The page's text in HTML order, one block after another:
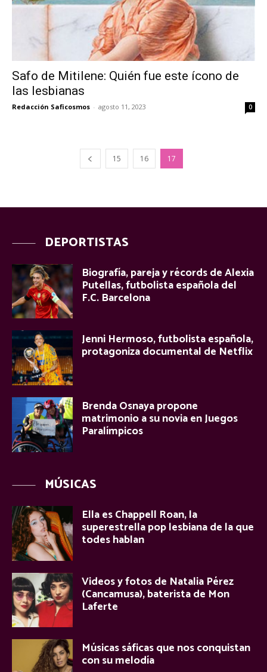
Safo de Mitilene: Quién fue este ícono de
las lesbianas
Redacción Saficosmos - agosto 11, 2023 0
15 16 17
DEPORTISTAS
Biografía, pareja y récords de Alexia
Putellas, futbolista española del
F.C. Barcelona
Jenni Hermoso, futbolista española,
protagoniza documental de Netflix
Brenda Osnaya propone
matrimonio a su novia en Juegos
Paralímpicos
MÚSICAS
Ella es Chappell Roan, la
superestrella pop lesbiana de la que
todes hablan
Videos y fotos de Natalia Pérez
(Cancamusa), baterista de Mon
Laferte
Músicas sáficas que nos conquistan
con su melodía